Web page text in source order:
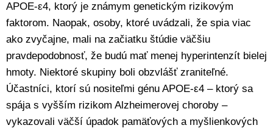
APOE-ε4, ktorý je známym genetickým rizikovým
faktorom. Naopak, osoby, ktoré uvádzali, že spia viac
ako zvyčajne, mali na začiatku štúdie väčšiu
pravdepodobnosť, že budú mať menej hyperintenzít bielej
hmoty. Niektoré skupiny boli obzvlášť zraniteľné.
Účastníci, ktorí sú nositeľmi génu APOE-ε4 – ktorý sa
spája s vyšším rizikom Alzheimerovej choroby –
vykazovali väčší úpadok pamäťových a myšlienkových